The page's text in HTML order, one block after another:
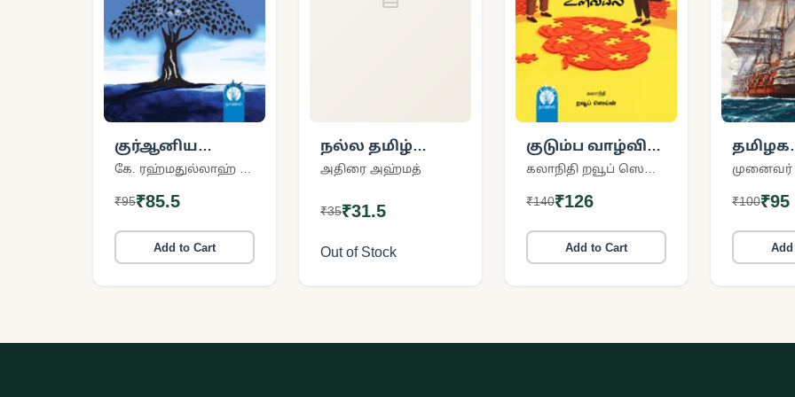
குர்ஆனிய
ஒளியில் மரம்
படிப்பினைகள்
கே. ரஹ்மதுல்லாஹ் மஹ்ளரி
₹95₹85.5
Add to Cart
நல்ல தமிழ்
எழுதுவோம்
அதிரை அஹ்மத்
₹35₹31.5
Out of Stock
குடும்ப வாழ்வின்
உளவியல்
கலாநிதி றவூப் ஸெய்ன்
₹140₹126
Add to Cart
தமிழக
வரலாறு
₹100₹95